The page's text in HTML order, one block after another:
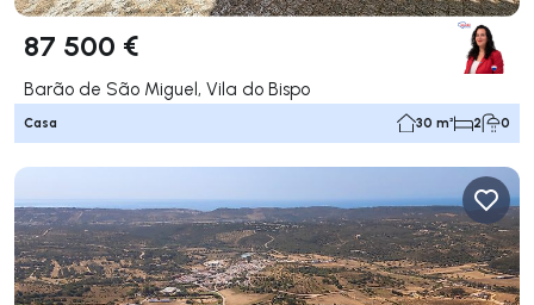
87 500 €
Barão de São Miguel, Vila do Bispo
Casa 30 m² 2 0